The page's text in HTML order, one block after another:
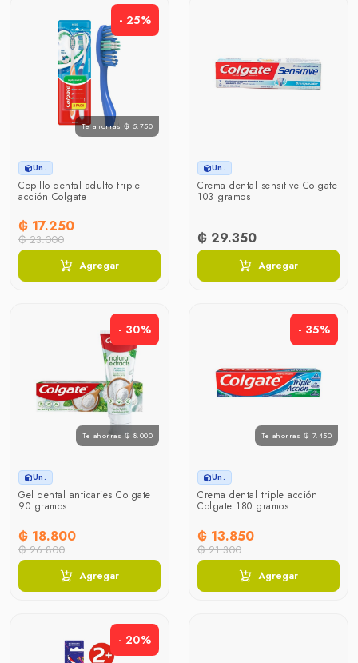
Te ahorras ₲ 5.750
- 25%
Un.
Cepillo dental adulto triple
acción Colgate
₲ 17.250
₲ 23.000
Agregar
Un.
Crema dental sensitive Colgate
103 gramos
₲ 29.350
Agregar
Te ahorras ₲ 8.000
- 30%
Un.
Gel dental anticaries Colgate
90 gramos
₲ 18.800
₲ 26.800
Agregar
Te ahorras ₲ 7.450
- 35%
Un.
Crema dental triple acción
Colgate 180 gramos
₲ 13.850
₲ 21.300
Agregar
- 20%